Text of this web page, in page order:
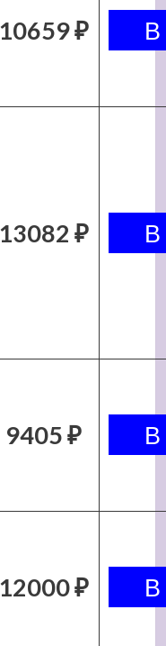
10659 ₽
13082 ₽
9405 ₽
12000 ₽